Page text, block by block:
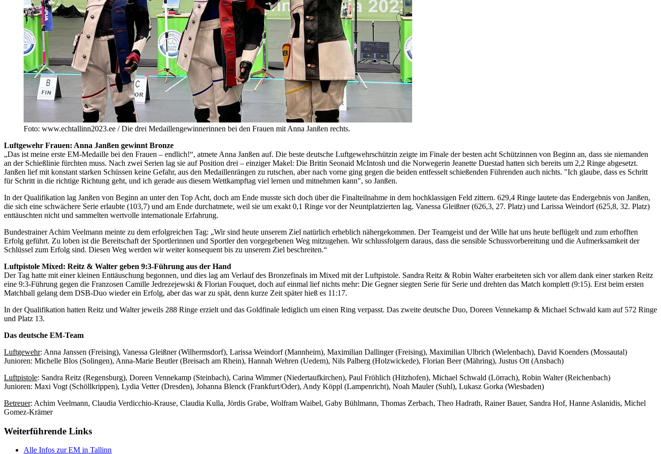
Foto: www.echtallinn2023.ee / Die drei Medaillengewinnerinnen bei den Frauen mit Anna Janßen rechts.
Luftgewehr Frauen: Anna Janßen gewinnt Bronze
„Das ist meine erste EM-Medaille bei den Frauen – endlich!“, atmete Anna Janßen auf. Die beste deutsche Luftgewehrschützin zeigte im Finale der besten acht Schützinnen von Beginn an, dass sie niemanden
an der Schießlinie fürchten muss. Nach zwei Serien lag sie auf Position drei – einziger Makel: Die Britin Seonaid McIntosh und die Norwegerin Jeanette Duestad hatten sich bereits um 2,2 Ringe abgesetzt.
Janßen lief mit konstant starken Schüssen keine Gefahr, aus den Medaillenrängen zu rutschen, aber nach vorne ging gegen die beiden entfesselt schießenden Führenden auch nichts. "Ich glaube, dass es Schritt
für Schritt in die richtige Richtung geht, und ich gerade aus diesem Wettkampftag viel lernen und mitnehmen kann", so Janßen.
In der Qualifikation lag Janßen von Beginn an unter den Top Acht, doch am Ende musste sich doch über die Finalteilnahme in dem hochklassigen Feld zittern. 629,4 Ringe lautete das Endergebnis von Janßen,
die sich eine schwächere Serie erlaubte (103,7) und am Ende durchatmete, weil sie um exakt 0,1 Ringe vor der Neuntplatzierten lag. Vanessa Gleißner (626,3, 27. Platz) und Larissa Weindorf (625,8, 32. Platz)
enttäuschten nicht und sammelten wertvolle internationale Erfahrung.
Bundestrainer Achim Veelmann meinte zu dem erfolgreichen Tag: „Wir sind heute unserem Ziel natürlich erheblich nähergekommen. Der Teamgeist und der Wille hat uns heute beflügelt und zum erhofften
Erfolg geführt. Zu loben ist die Bereitschaft der Sportlerinnen und Sportler den vorgegebenen Weg mitzugehen. Wir schlussfolgern daraus, dass die sensible Schussvorbereitung und die Aufmerksamkeit der
Schlüssel zum Erfolg sind. Diesen Weg werden wir weiter konsequent bis zu unserem Ziel beschreiten.“
Luftpistole Mixed: Reitz & Walter geben 9:3-Führung aus der Hand
Der Tag hatte mit einer kleinen Enttäuschung begonnen, und dies lag am Verlauf des Bronzefinals im Mixed mit der Luftpistole. Sandra Reitz & Robin Walter erarbeiteten sich vor allem dank einer starken Reitz
eine 9:3-Führung gegen die Franzosen Camille Jedrezejewski & Florian Fouquet, doch auf einmal lief nichts mehr: Die Gegner siegten Serie für Serie und drehten das Match komplett (9:15). Erst beim ersten
Matchball gelang dem DSB-Duo wieder ein Erfolg, aber das war zu spät, denn kurze Zeit später hieß es 11:17.
In der Qualifikation hatten Reitz und Walter jeweils 288 Ringe erzielt und das Goldfinale lediglich um einen Ring verpasst. Das zweite deutsche Duo, Doreen Vennekamp & Michael Schwald kam auf 572 Ringe
und Platz 13.
Das deutsche EM-Team
Luftgewehr: Anna Janssen (Freising), Vanessa Gleißner (Wilhermsdorf), Larissa Weindorf (Mannheim), Maximilian Dallinger (Freising), Maximilian Ulbrich (Wielenbach), David Koenders (Mossautal)
Junioren: Michelle Blos (Solingen), Anna-Marie Beutler (Breisach am Rhein), Hannah Wehren (Uedem), Nils Palberg (Holzwickede), Florian Beer (Mähring), Justus Ott (Ansbach)
Luftpistole: Sandra Reitz (Regensburg), Doreen Vennekamp (Steinbach), Carina Wimmer (Niedertaufkirchen), Paul Fröhlich (Hitzhofen), Michael Schwald (Lörrach), Robin Walter (Reichenbach)
Junioren: Maxi Vogt (Schöllkrippen), Lydia Vetter (Dresden), Johanna Blenck (Frankfurt/Oder), Andy Köppl (Lampenricht), Noah Mauler (Suhl), Lukasz Gorka (Wiesbaden)
Betreuer: Achim Veelmann, Claudia Verdicchio-Krause, Claudia Kulla, Jördis Grabe, Wolfram Waibel, Gaby Bühlmann, Thomas Zerbach, Theo Hadrath, Rainer Bauer, Sandra Hof, Hanne Aslanidis, Michel
Gomez-Krämer
Weiterführende Links
Alle Infos zur EM in Tallinn